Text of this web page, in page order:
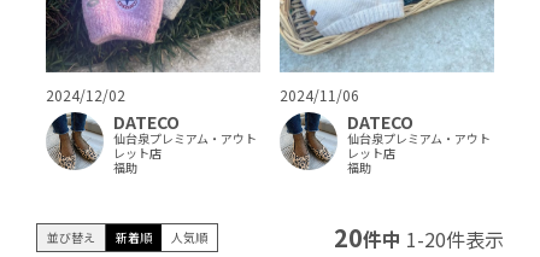
2024/12/02
DATECO
仙台泉プレミアム・アウト
レット店
福助
2024/11/06
DATECO
仙台泉プレミアム・アウト
レット店
福助
並び替え 新着順 人気順 20件中 1-20件表示